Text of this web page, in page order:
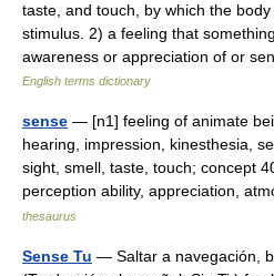
taste, and touch, by which the
stimulus. 2) a feeling that
awareness or appreciation of or
English terms dictionary
sense — [n1] feeling of animate
hearing, impression, kinesthesia,
sight, smell, taste, touch; concept
perception ability, appreciation,
thesaurus
Sense Tu — Saltar a navegación,